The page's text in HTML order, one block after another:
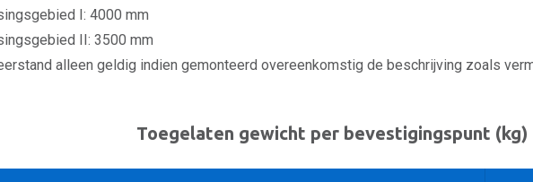
I: 4000 mm
II: 3500 mm
alleen geldig indien gemonteerd overeenkomstig de beschrijving zoals
Toegelaten gewicht per bevestigingspunt (kg)